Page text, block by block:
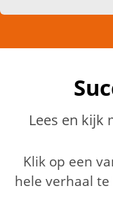
Lees en kijk
Klik op een
hele verhaal